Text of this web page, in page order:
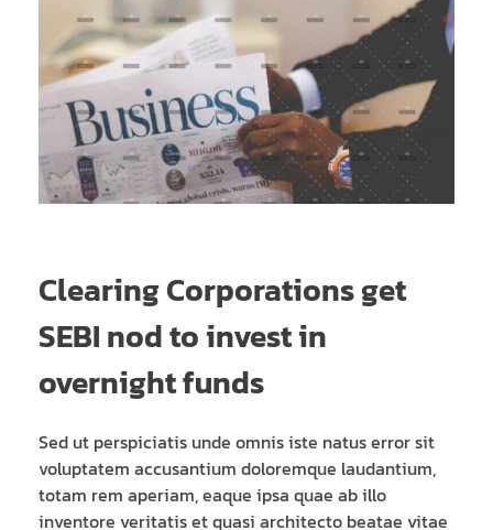
Clearing Corporations get
SEBI nod to invest in
overnight funds
Sed ut perspiciatis unde omnis iste natus error sit
voluptatem accusantium doloremque laudantium,
totam rem aperiam, eaque ipsa quae ab illo
inventore veritatis et quasi architecto beatae vitae